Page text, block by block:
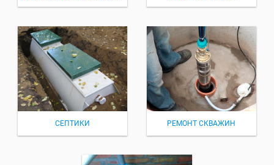
СЕПТИКИ РЕМОНТ СКВАЖИН